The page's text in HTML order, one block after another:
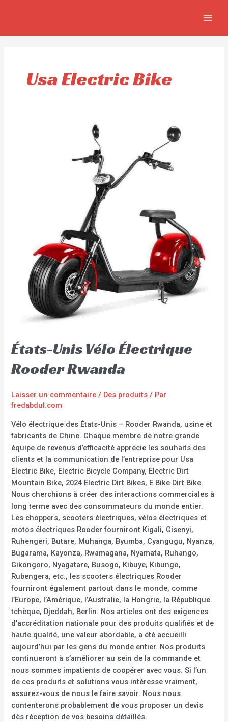
Usa Electric Bike
États-Unis Vélo Électrique
Rooder Rwanda
Laisser un commentaire / Des produits / Par
fredabdul.com
Vélo électrique des États-Unis – Rooder Rwanda, usine et
fabricants de Chine. Chaque membre de notre grande
équipe de revenus d’efficacité apprécie les souhaits des
clients et la communication de l’entreprise pour Usa
Electric Bike, Electric Bicycle Company, Electric Dirt
Mountain Bike, 2024 Electric Dirt Bikes, E Bike Dirt Bike.
Nous cherchions à créer des interactions commerciales à
long terme avec des consommateurs du monde entier.
Les choppers, scooters électriques, vélos électriques et
motos électriques Rooder fourniront Kigali, Gisenyi,
Ruhengeri, Butare, Muhanga, Byumba, Cyangugu, Nyanza,
Bugarama, Kayonza, Rwamagana, Nyamata, Ruhango,
Gikongoro, Nyagatare, Busogo, Kibuye, Kibungo,
Rubengera, etc., les scooters électriques Rooder
fourniront également partout dans le monde, comme
l’Europe, l’Amérique, l’Australie, la Hongrie, la République
tchèque, Djeddah, Berlin. Nos articles ont des exigences
d’accréditation nationale pour des produits qualifiés et de
haute qualité, une valeur abordable, a été accueilli
aujourd’hui par les gens du monde entier. Nos produits
continueront à s’améliorer au sein de la commande et
nous sommes impatients de coopérer avec vous. Si l’un
de ces produits et solutions vous intéresse vraiment,
assurez-vous de nous le faire savoir. Nous nous
contenterons probablement de vous proposer un devis
dès réception de vos besoins détaillés.